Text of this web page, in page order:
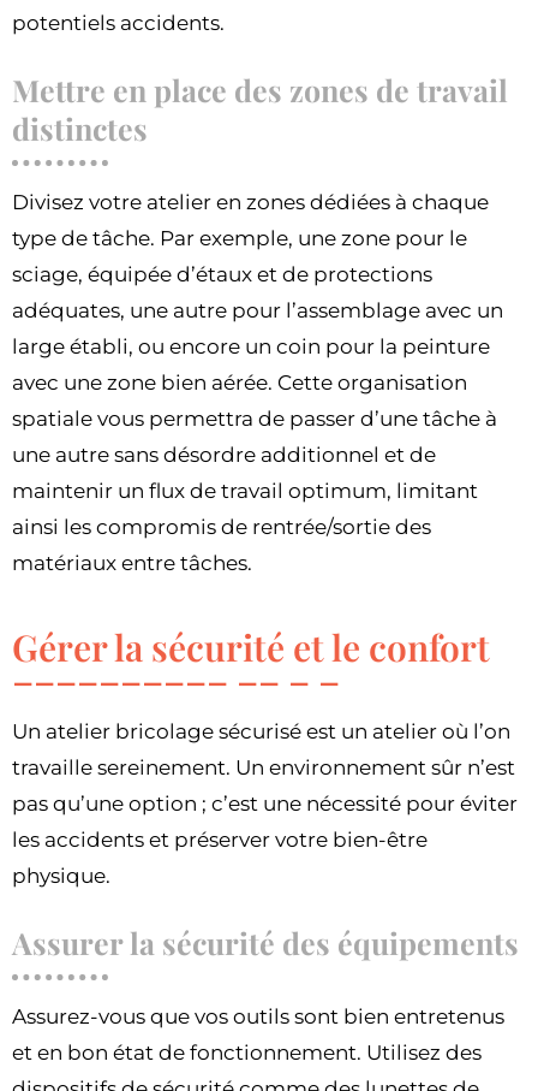
potentiels accidents.
Mettre en place des zones de travail
distinctes
Divisez votre atelier en zones dédiées à chaque
type de tâche. Par exemple, une zone pour le
sciage, équipée d’étaux et de protections
adéquates, une autre pour l’assemblage avec un
large établi, ou encore un coin pour la peinture
avec une zone bien aérée. Cette organisation
spatiale vous permettra de passer d’une tâche à
une autre sans désordre additionnel et de
maintenir un flux de travail optimum, limitant
ainsi les compromis de rentrée/sortie des
matériaux entre tâches.
Gérer la sécurité et le confort
Un atelier bricolage sécurisé est un atelier où l’on
travaille sereinement. Un environnement sûr n’est
pas qu’une option ; c’est une nécessité pour éviter
les accidents et préserver votre bien-être
physique.
Assurer la sécurité des équipements
Assurez-vous que vos outils sont bien entretenus
et en bon état de fonctionnement. Utilisez des